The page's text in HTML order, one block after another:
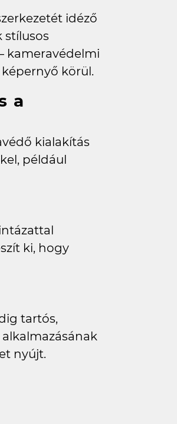
idéző
stílusos
kameravédelmi
körül.
a
kialakítás
például
ki, hogy
tartós,
nyújt.